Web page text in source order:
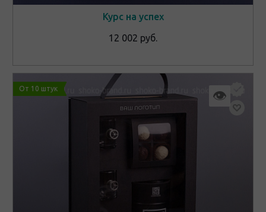
Курс на успех
12 002 руб.
От 10 штук 👁